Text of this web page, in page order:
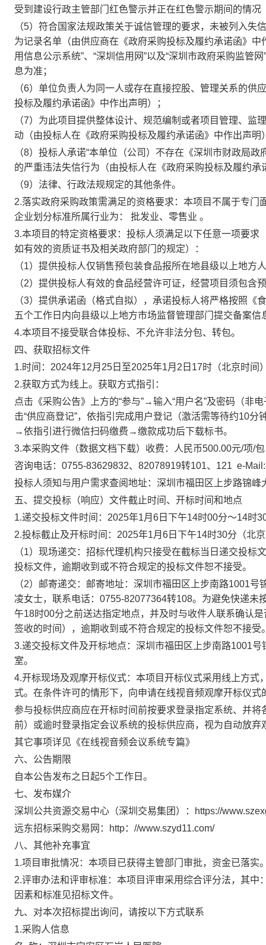
受到建设行政主管部门红色警示并正在红色警示期间的情
（5）符合国家法规政策关于诚信管理的要求，未被列入
为记录名单（由供应商在《政府采购投标及履约承诺函》中
用信息公示系统”、“深圳信用网”以及“深圳市政府采购监管
息为准；
（6）单位负责人为同一人或存在直接控股、管理关系的
投标及履约承诺函》中作出声明）；
（7）为此项目提供整体设计、规范编制或者项目管理、
动（由投标人在《政府采购投标及履约承诺函》中作出声明
（8）投标人承诺“本单位（公司）不存在《深圳市财政局
的严重违法失信行为（由投标人在《政府采购投标及履约承
（9）法律、行政法规规定的其他条件。
2.落实政府采购政策需满足的资格要求： 本项目不属于专门
企业划分标准所属行业为：
批发业、零售业 。
3.本项目的特定资格要求：投标人须满足以下任意一项要
如有效的资质证书及相关政府部门的规定）：
（1）提供投标人仅销售预包装食品报所在地县级以上地方
（2）提供投标人有效的食品经营许可证，经营项目须包含
（3）提供承诺函（格式自拟），承诺投标人将严格按照
五个工作日内向县级以上地方市场监督管理部门提交备案信
4.本项目不接受联合体投标、不允许非法分包、转包。
四、获取招标文件
1.时间：2024年12月25日至2025年1月2日17时（北京时间
2.获取方式为线上。获取方式指引：
点击《采购公告》上方的“参与”→输入“用户名”及密码（非
击“供应商登记”，依指引完成用户登记（激活需等待约10
→依指引进行微信扫码缴费→缴款成功后下载标书。
3.本采购文件（数据文档下载）收费：人民币500.00元/项/
咨询电话：0755-83629832、82078919转101、121 e-
投标人须知与用户需求查阅地址：深圳市福田区上步路锦峰
五、提交投标（响应）文件截止时间、开标时间和地点
1.递交投标文件时间：2025年1月6日下午14时00分～14时
2.投标截止及开标时间：2025年1月6日下午14时30分（北
（1）现场递交：招标代理机构只接受在截标当日递交投
投标文件，逾期收到或不符合规定的投标文件恕不接受。
（2）邮寄递交：邮寄地址：深圳市福田区上步南路1001
凌女士，联系电话：0755-82077364转108。为避免快递
午18时00分之前送达指定地点，并及时与收件人联系确认
签收的时间），逾期收到或不符合规定的投标文件恕不接受
3.递交投标文件及开标地点：深圳市福田区上步南路1001
室。
4.开标现场及观摩开标仪式：本项目开标仪式采用线上方
式。在条件许可的情形下，向申请在线视音频观摩开标仪式
参与投标供应商应在开标时间前按要求登录指定系统、并
前）或逾时登录指定会议系统的投标供应商，视为自动放弃
其它事项详见《在线视音频会议系统专篇》
六、公告期限
自本公告发布之日起5个工作日。
七、发布媒介
深圳公共资源交易中心（深圳交易集团）：https://
远东招标采购交易网：http：//www.szyd11.com/
八、其他补充事宜
1.项目审批情况：本项目已获得主管部门审批，资金已落实
2.评审办法和评审标准：本项目评审采用综合评分法， 其中
因素和标准见招标文件。
九、对本次招标提出询问，请按以下方式联系
1.采购人信息